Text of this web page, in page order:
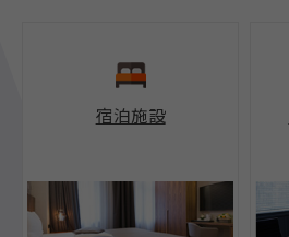
宿泊施設